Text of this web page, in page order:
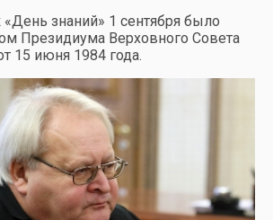
знаний» 1 сентября было
Президиума Верховного Совета
15 июня 1984 года.